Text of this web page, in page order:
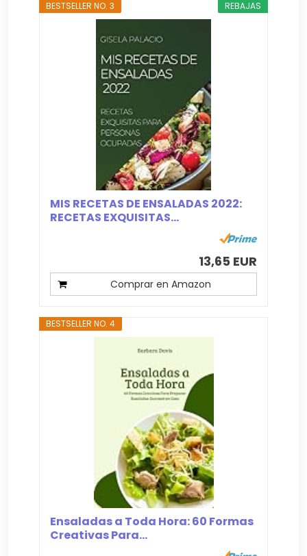
REBAJAS
BESTSELLER NO. 3
MIS RECETAS DE ENSALADAS 2022:
RECETAS EXQUISITAS...
13,65 EUR
Comprar en Amazon
BESTSELLER NO. 4
Ensaladas a Toda Hora: 60 Formas
Creativas Para...